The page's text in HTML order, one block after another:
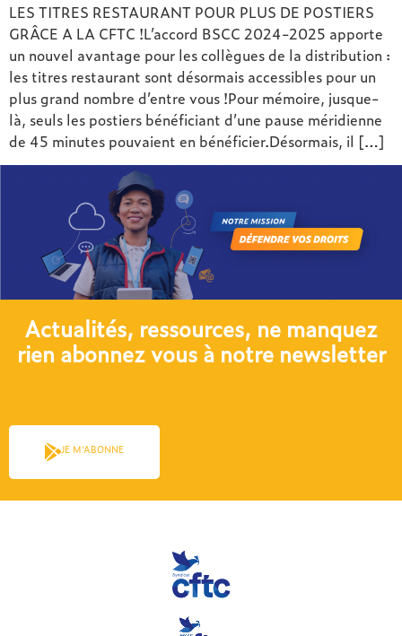
LES TITRES RESTAURANT POUR PLUS DE POSTIERS
GRÂCE A LA CFTC !L’accord BSCC 2024-2025 apporte
un nouvel avantage pour les collègues de la distribution :
les titres restaurant sont désormais accessibles pour un
plus grand nombre d’entre vous !Pour mémoire, jusque-
là, seuls les postiers bénéficiant d’une pause méridienne
de 45 minutes pouvaient en bénéficier.Désormais, il […]
Actualités, ressources, ne manquez
rien abonnez vous à notre newsletter​
JE M'ABONNE